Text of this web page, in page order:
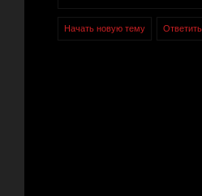
Начать новую тему Ответить